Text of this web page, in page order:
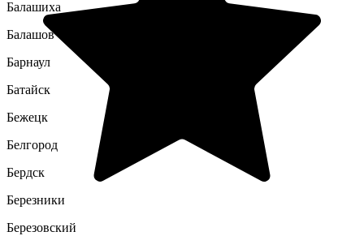
Балашиха
Балашов
Барнаул
Батайск
Бежецк
Белгород
Бердск
Березники
Березовский